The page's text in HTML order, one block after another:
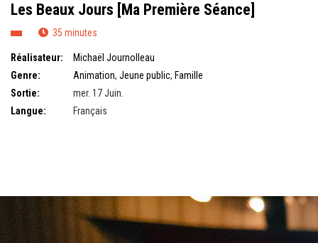
Les Beaux Jours [Ma Première Séance]
35 minutes
Réalisateur:
Michaël Journolleau
Genre:
Animation, Jeune public, Famille
Sortie:
mer. 17 Juin.
Langue:
Français